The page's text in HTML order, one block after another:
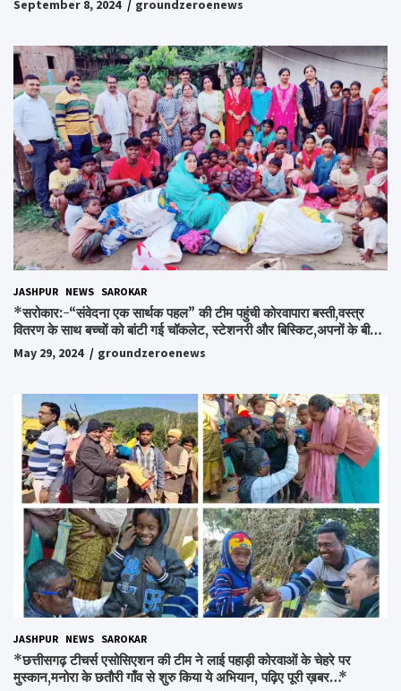
September 8, 2024 groundzeroenews
JASHPUR NEWS SAROKAR
*सरोकार:-“संवेदना एक सार्थक पहल” की टीम पहुंची कोरवापारा बस्ती,वस्त्र
वितरण के साथ बच्चों को बांटी गई चॉकलेट, स्टेशनरी और बिस्किट,अपनों के बीच
अपनों को पाकर भाव विभोर हुए लोग,संवेदना समूह के संस्थापक स्व.विश्वबंधु को
किया गया याद,समाजसेवी और समूह के लोगों ने रखी अपनी राय,कहा स्व.शर्मा के
May 29, 2024 groundzeroenews
JASHPUR NEWS SAROKAR
*छत्तीसगढ़ टीचर्स एसोसिएशन की टीम ने लाई पहाड़ी कोरवाओं के चेहरे पर
मुस्कान,मनोरा के छतौरी गाँव से शुरु किया ये अभियान, पढ़िए पूरी ख़बर…*